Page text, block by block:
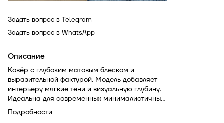
Задать вопрос в Telegram
Задать вопрос в WhatsApp
Описание
Ковёр с глубоким матовым блеском и
выразительной фактурой. Модель добавляет
интерьеру мягкие тени и визуальную глубину.
Идеальна для современных минималистичных
пространств — строгих, но наполненных
теплом и текстурой.
Подробности